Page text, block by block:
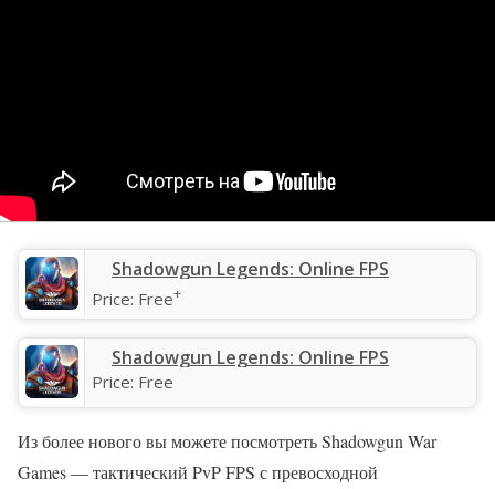
‎Shadowgun Legends: Online FPS
Price: Free+
Shadowgun Legends: Online FPS
Price: Free
Из более нового вы можете посмотреть Shadowgun War
Games — тактический PvP FPS с превосходной